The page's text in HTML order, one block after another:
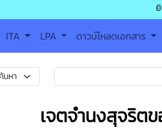
ยินดีต้อนรับ
ITA LPA ดาวน์โหลดเอกสาร
เจตจํานงสุจริต